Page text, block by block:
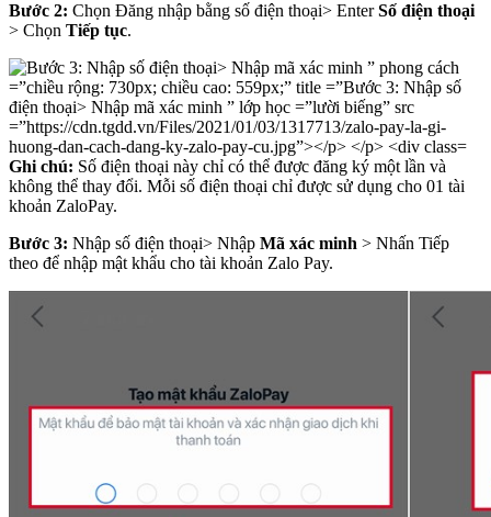
Bước 2: Chọn Đăng nhập bằng số điện thoại> EnterSố điện thoại
> Chọn Tiếp tục.
Ghi chú: Số điện thoại này chỉ có thể được đăng ký một lần và
không thể thay đổi. Mỗi số điện thoại chỉ được sử dụng cho 01 tài
khoản ZaloPay.
Bước 3: Nhập số điện thoại> Nhập Mã xác minh > Nhấn Tiếp
theo để nhập mật khẩu cho tài khoản Zalo Pay.